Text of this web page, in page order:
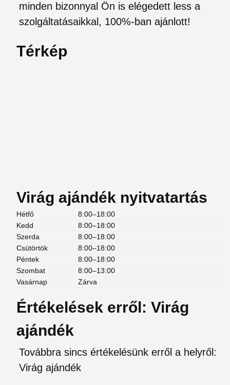
minden bizonnyal Ön is elégedett less a
szolgáltatásaikkal, 100%-ban ajánlott!
Térkép
Virág ajándék nyitvatartás
Hétfő
8:00–18:00
Kedd
8:00–18:00
Szerda
8:00–18:00
Csütörtök
8:00–18:00
Péntek
8:00–18:00
Szombat
8:00–13:00
Vasárnap
Zárva
Értékelések erről: Virág
ajándék
Továbbra sincs értékelésünk erről a helyről:
Virág ajándék